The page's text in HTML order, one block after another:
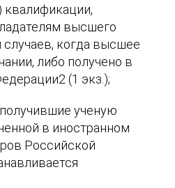
квалификации,
высшего
случаев, когда высшее
либо получено в
(1 экз.);
ученую
в иностранном
Российской